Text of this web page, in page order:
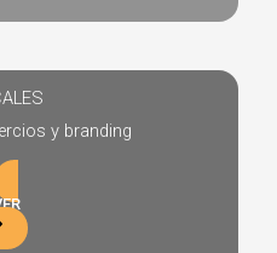
y branding